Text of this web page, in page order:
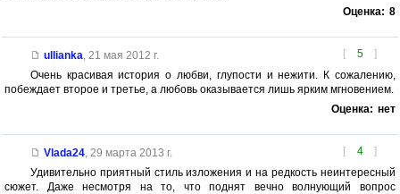
Оценка: 8
[ 5 ]
ullianka, 21 мая 2012 г.
Очень красивая история о любви, глупости и нежити. К сожалению,
побеждает второе и третье, а любовь оказывается лишь ярким мгновением.
Оценка: нет
[ 4 ]
Vlada24, 29 марта 2013 г.
Удивительно приятный стиль изложения и на редкость неинтересный
сюжет. Даже несмотря на то, что поднят вечно волнующий вопрос